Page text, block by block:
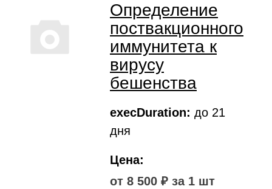
Определение
поствакционного
иммунитета к
вирусу
бешенства
execDuration: до 21
дня
Цена:
от 8 500 ₽ за 1 шт